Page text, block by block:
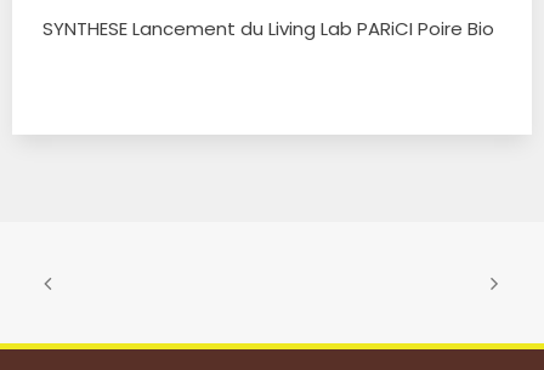
SYNTHESE Lancement du Living Lab PARiCI Poire Bio